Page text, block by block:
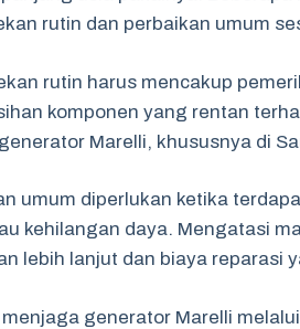
rutin dan perbaikan umum
rutin harus mencakup
komponen yang rentan
Marelli, khususnya di
umum diperlukan ketika
kehilangan daya. Mengatasi
lebih lanjut dan biaya reparasi
generator Marelli